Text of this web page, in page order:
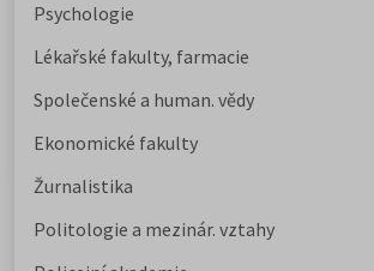
Psychologie
Lékařské fakulty, farmacie
Společenské a human. vědy
Ekonomické fakulty
Žurnalistika
Politologie a mezinár. vztahy